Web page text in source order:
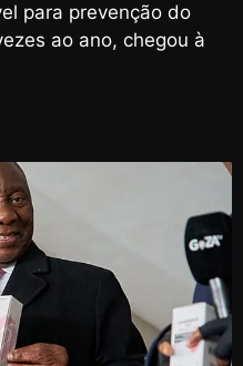
para prevenção do
ao ano, chegou à